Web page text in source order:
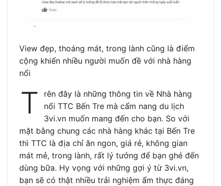
View đẹp, thoáng mát, trong lành cũng là điểm
cộng khiến nhiều người muốn đề với nhà hàng
nổi
T
rên đây là những thông tin về Nhà hàng
nổi TTC Bến Tre mà cẩm nang du lịch
3vi.vn muốn mang đến cho bạn. So với
mặt bằng chung các nhà hàng khác tại Bến Tre
thì TTC là địa chỉ ăn ngon, giá rẻ, không gian
mát mẻ, trong lành, rất lý tưởng để bạn ghé đến
dùng bữa. Hy vọng với những gợi ý từ 3vi.vn,
bạn sẽ có thật nhiều trải nghiệm ẩm thực đáng